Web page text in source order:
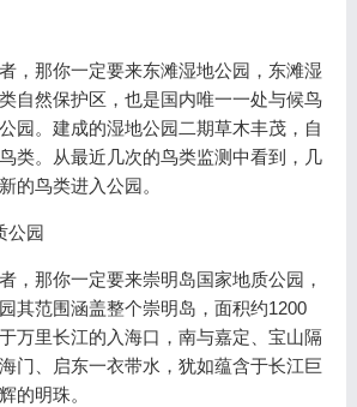
，那你一定要来东滩湿地公园，东滩湿
自然保护区，也是国内唯一一处与候鸟
园。建成的湿地公园二期草木丰茂，自
类。从最近几次的鸟类监测中看到，几
的鸟类进入公园。
公园
，那你一定要来崇明岛国家地质公园，
其范围涵盖整个崇明岛，面积约1200
万里长江的入海口，南与嘉定、宝山隔
门、启东一衣带水，犹如蕴含于长江巨
的明珠。